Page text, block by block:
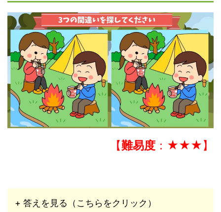
【難易度 ：★★★】
+ 答えを見る（こちらをクリック）